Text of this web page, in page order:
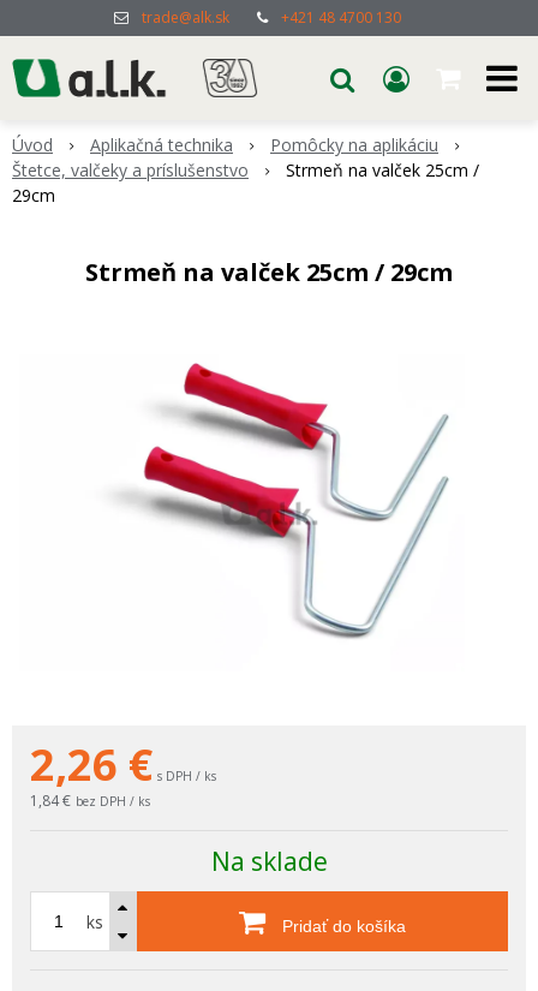
trade@alk.sk +421 48 4700 130
Úvod Aplikačná technika
Pomôcky na aplikáciu
Štetce, valčeky a príslušenstvo
Strmeň na valček 25cm /
29cm
Strmeň na valček 25cm / 29cm
2,26 € s DPH / ks
1,84 € bez DPH / ks
Na sklade
ks Pridať do košíka